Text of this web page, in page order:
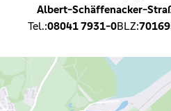
Albert-Schäffenacker-
Tel.:08041 7931-0BLZ: